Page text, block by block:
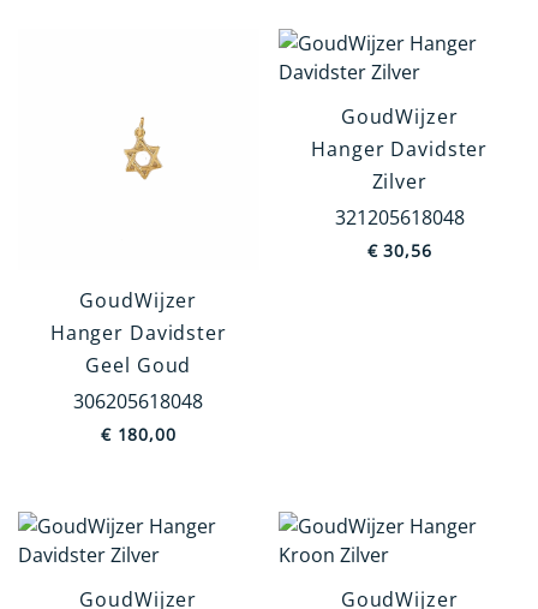
GoudWijzer
Hanger Davidster
Geel Goud
306205618048
€180,00
GoudWijzer
Hanger Davidster
Zilver
321205618048
€30,56
GoudWijzer
GoudWijzer